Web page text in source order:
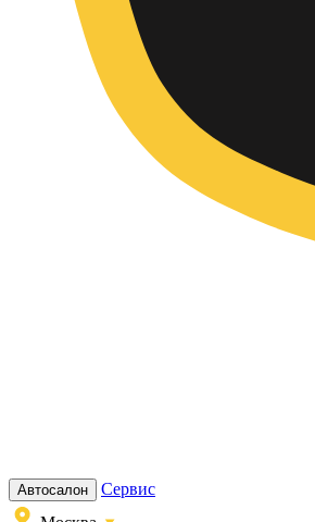
Автосалон
Сервис